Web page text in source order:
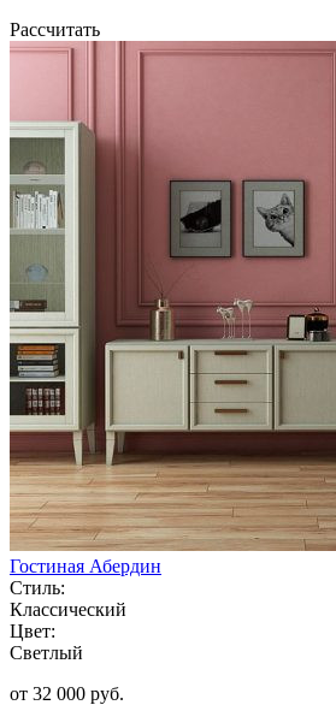
Рассчитать
Гостиная Абердин
Стиль:
Классический
Цвет:
Светлый
от 32 000 руб.